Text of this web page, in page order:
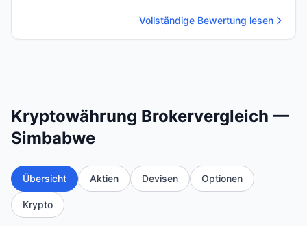
Vollständige Bewertung lesen
Kryptowährung Brokervergleich —
Simbabwe
Übersicht Aktien Devisen Optionen
Krypto